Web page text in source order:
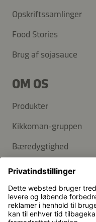
Opskriftssamlinger
Food Stories
Brug af sojasauce
OM OS
Produkter
Kikkoman-gruppen
Bæredygtighed
KUNDESERVICE
FAQ
Kontakt